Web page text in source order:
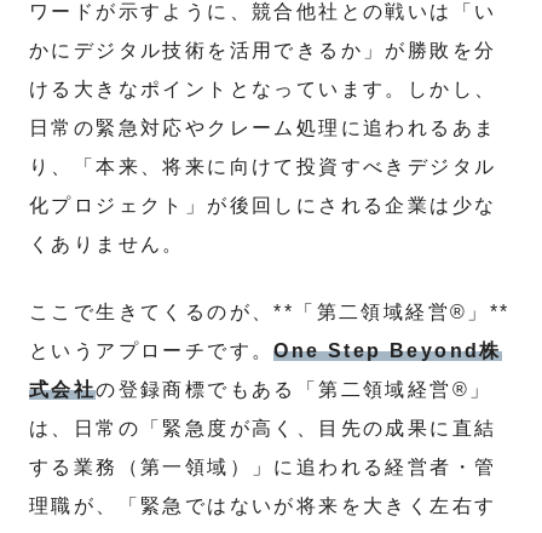
ワードが示すように、競合他社との戦いは「い
かにデジタル技術を活用できるか」が勝敗を分
ける大きなポイントとなっています。しかし、
日常の緊急対応やクレーム処理に追われるあま
り、「本来、将来に向けて投資すべきデジタル
化プロジェクト」が後回しにされる企業は少な
くありません。
ここで生きてくるのが、**「第二領域経営®」**
というアプローチです。One Step Beyond株
式会社の登録商標でもある「第二領域経営®」
は、日常の「緊急度が高く、目先の成果に直結
する業務（第一領域）」に追われる経営者・管
理職が、「緊急ではないが将来を大きく左右す